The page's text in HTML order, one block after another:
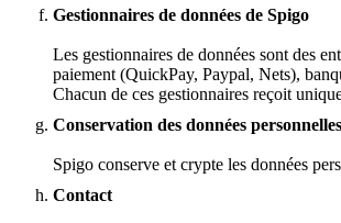
Gestionnaires de données de Spigo
Les gestionnaires de données sont des
paiement (QuickPay, Paypal, Nets),
Chacun de ces gestionnaires reçoit
Conservation des données personnelles
Spigo conserve et crypte les données
Contact